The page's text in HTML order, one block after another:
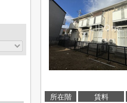
所在階 賃料